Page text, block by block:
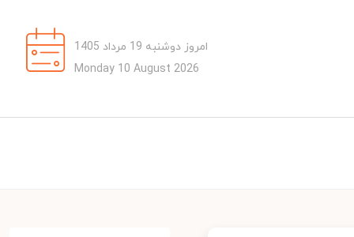
امروز دوشنبه 19 مرداد 1405
Monday 10 August 2026